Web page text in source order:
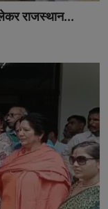
राजस्थान...